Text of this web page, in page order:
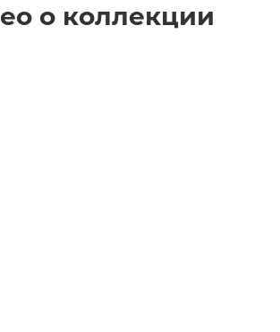
о коллекции